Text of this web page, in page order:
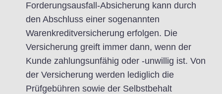
Forderungsausfall-Absicherung kann durch
den Abschluss einer sogenannten
Warenkreditversicherung erfolgen. Die
Versicherung greift immer dann, wenn der
Kunde zahlungsunfähig oder -unwillig ist. Von
der Versicherung werden lediglich die
Prüfgebühren sowie der Selbstbehalt